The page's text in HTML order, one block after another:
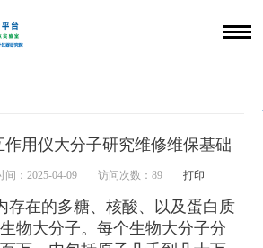
用仪大分子研究维修维保基础
间：2025-04-09 访问次数： 89 打印
存在的多糖、核酸、以及蛋白质
物大分子。每个生物大分子分